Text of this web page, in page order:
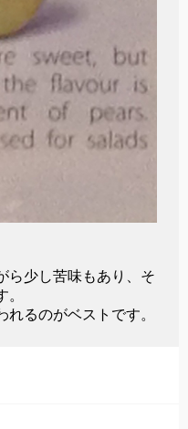
ら少し苦味もあり、そ
るのがベストです。